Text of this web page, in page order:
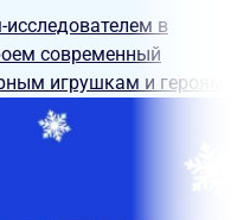
в
современный
игрушкам и героям!